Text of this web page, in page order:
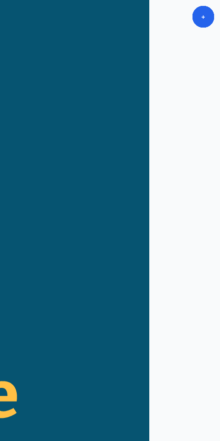
+
+
+
+
+
+
+
+
+
+
+
+
+
+
+
+
+